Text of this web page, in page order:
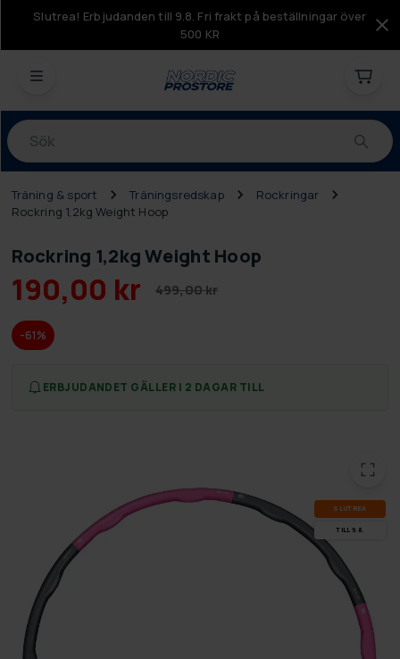
Slutrea! Erbjudanden till 9.8. Fri frakt på beställningar över
500 KR
Produkter
Träning & sport Träningsredskap
Rockringar
Rockring 1,2kg Weight Hoop
Rockring 1,2kg Weight Hoop
190,00 kr 499,00 kr
-61%
ERBJUDANDET GÄLLER I 2 DAGAR TILL
SLUT­REA
TILL 9.8.